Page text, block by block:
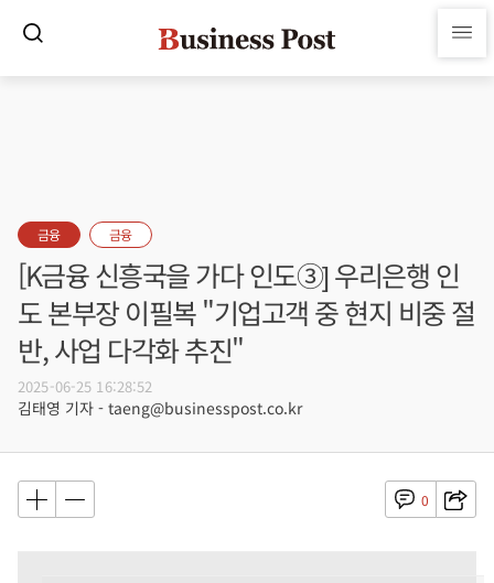
금융 금융
[K금융 신흥국을 가다 인도③] 우리은행 인
도 본부장 이필복 "기업고객 중 현지 비중 절
반, 사업 다각화 추진"
2025-06-25 16:28:52
김태영 기자 - taeng@businesspost.co.kr
0